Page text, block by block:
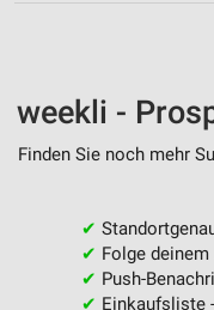
weekli -
Finden Sie noch mehr
✔
✔ Folge
✔ Push-
✔ Einkaufsliste